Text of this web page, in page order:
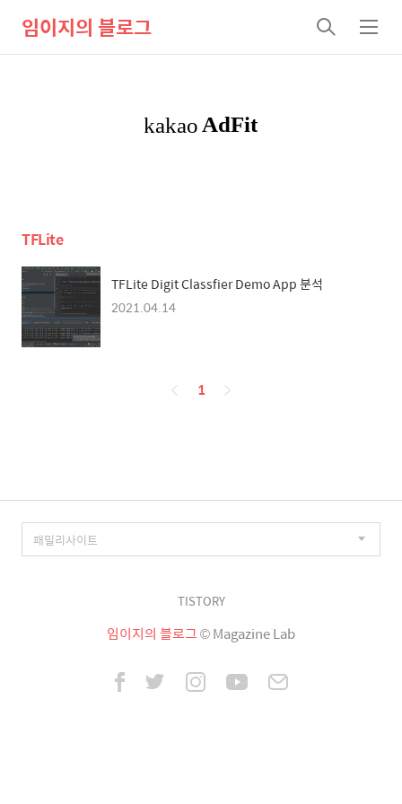
임이지의 블로그
검
색
메
뉴
TFLite
TFLite Digit Classfier Demo App 분석
2021.04.14
페
1
TISTORY
임이지의 블로그© Magazine Lab